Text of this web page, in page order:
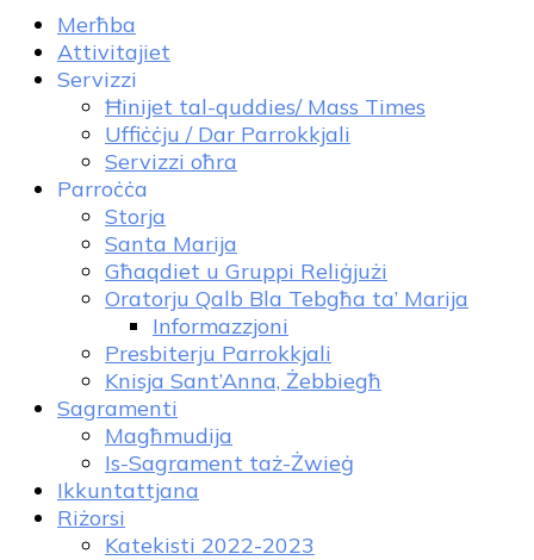
Merħba
Attivitajiet
Servizzi
Ħinijet tal-quddies/ Mass Times
Uffiċċju / Dar Parrokkjali
Servizzi oħra
Parroċċa
Storja
Santa Marija
Għaqdiet u Gruppi Reliġjużi
Oratorju Qalb Bla Tebgħa ta’ Marija
Informazzjoni
Presbiterju Parrokkjali
Knisja Sant’Anna, Żebbiegħ
Sagramenti
Magħmudija
Is-Sagrament taż-Żwieġ
Ikkuntattjana
Riżorsi
Katekisti 2022-2023